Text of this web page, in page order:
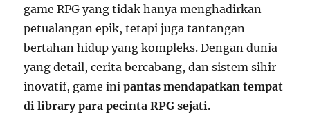
game RPG yang tidak hanya menghadirkan
petualangan epik, tetapi juga tantangan
bertahan hidup yang kompleks. Dengan dunia
yang detail, cerita bercabang, dan sistem sihir
inovatif, game inipantas mendapatkan tempat
di library para pecinta RPG sejati.